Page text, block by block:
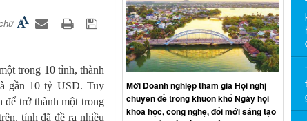
trong 10 tỉnh, thành
gần 10 tỷ USD. Tuy
để trở thành một trong
tỉnh đã đề ra nhiều
Mời Doanh nghiệp tham gia Hội nghị
chuyên đề trong khuôn khổ Ngày hội
khoa học, công nghệ, đổi mới sáng tạo